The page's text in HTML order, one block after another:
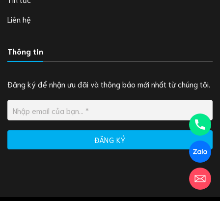
Liên hệ
Thông tin
Đăng ký để nhận ưu đãi và thông báo mới nhất từ chúng tôi.